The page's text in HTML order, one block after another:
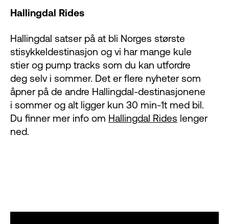
Hallingdal Rides
Hallingdal satser på at bli Norges største
stisykkeldestinasjon og vi har mange kule
stier og pump tracks som du kan utfordre
deg selv i sommer. Det er flere nyheter som
åpner på de andre Hallingdal-destinasjonene
i sommer og alt ligger kun 30 min-1t med bil.
Du finner mer info om Hallingdal Rides lenger
ned.